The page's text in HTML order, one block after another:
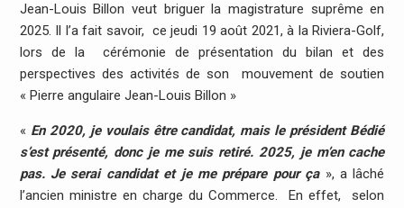
Jean-Louis Billon veut briguer la magistrature suprême en
2025. Il l’a fait savoir, ce jeudi 19 août 2021, à la Riviera-Golf,
lors de la cérémonie de présentation du bilan et des
perspectives des activités de son mouvement de soutien
« Pierre angulaire Jean-Louis Billon »
« En 2020, je voulais être candidat, mais le président Bédié
s’est présenté, donc je me suis retiré. 2025, je m’en cache
pas. Je serai candidat et je me prépare pour ça», a lâché
l’ancien ministre en charge du Commerce. En effet, selon